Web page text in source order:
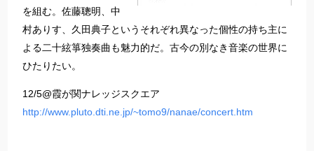
を組む。佐藤聰明、中
村ありす、久田典子というそれぞれ異なった個性の持ち主に
よる二十絃箏独奏曲も魅力的だ。古今の別なき音楽の世界に
ひたりたい。
12/5@霞が関ナレッジスクエア
http://www.pluto.dti.ne.jp/~tomo9/nanae/concert.htm